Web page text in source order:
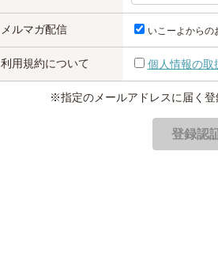
メルマガ配信 いこーよからの
利用規約について 個人情報の取
※指定のメールアドレスに届く登